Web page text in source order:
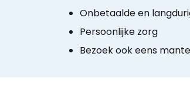
Onbetaalde en
Persoonlijke zorg
Bezoek ook eens